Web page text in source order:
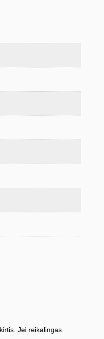
Jei reikalingas